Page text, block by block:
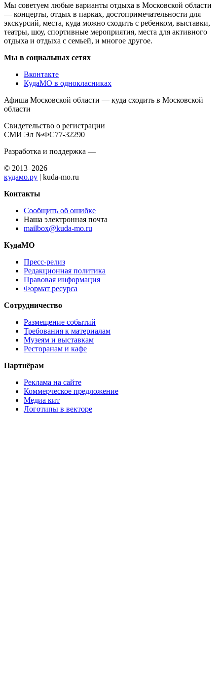
Мы советуем любые варианты отдыха в Московской области
— концерты, отдых в парках, достопримечательности для
экскурсий, места, куда можно сходить с ребенком, выставки,
театры, шоу, спортивные мероприятия, места для активного
отдыха и отдыха с семьей, и многое другое.
Мы в социальных сетях
Вконтакте
КудаМО в однокласниках
Афиша Московской области — куда сходить в Московской
области
Свидетельство о регистрации
СМИ Эл №ФС77-32290
Разработка и поддержка —
© 2013–2026
кудамо.ру | kuda-mo.ru
Контакты
Сообщить об ошибке
Наша электронная почта
mailbox@kuda-mo.ru
КудаМО
Пресс-релиз
Редакционная политика
Правовая информация
Формат ресурса
Сотрудничество
Размещение событий
Требования к материалам
Музеям и выставкам
Ресторанам и кафе
Партнёрам
Реклама на сайте
Коммерческое предложение
Медиа кит
Логотипы в векторе